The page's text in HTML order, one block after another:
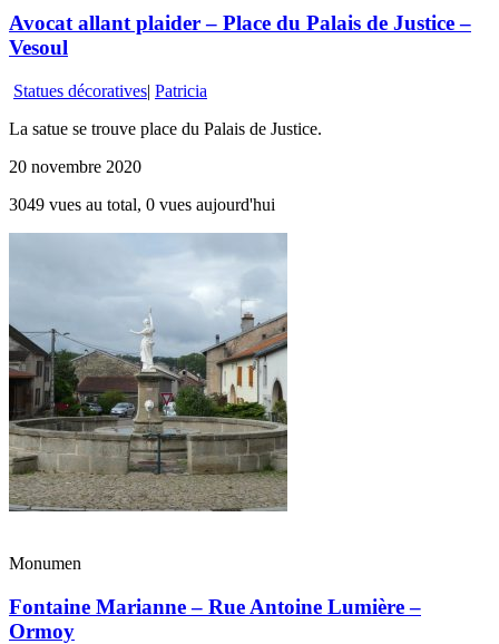
Avocat allant plaider – Place du Palais de Justice –
Vesoul
Statues décoratives| Patricia
La satue se trouve place du Palais de Justice.
20 novembre 2020
3049 vues au total, 0 vues aujourd'hui
Monumen
Fontaine Marianne – Rue Antoine Lumière –
Ormoy